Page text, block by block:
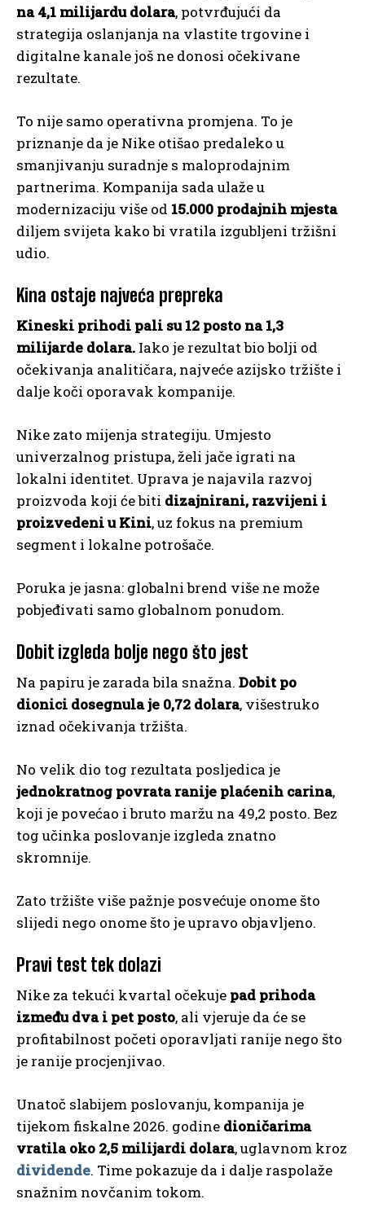
na 4,1 milijardu dolara, potvrđujući da
strategija oslanjanja na vlastite trgovine i
digitalne kanale još ne donosi očekivane
rezultate.
To nije samo operativna promjena. To je
priznanje da je Nike otišao predaleko u
smanjivanju suradnje s maloprodajnim
partnerima. Kompanija sada ulaže u
modernizaciju više od 15.000 prodajnih mjesta
diljem svijeta kako bi vratila izgubljeni tržišni
udio.
Kina ostaje najveća prepreka
Kineski prihodi pali su 12 posto na 1,3
milijarde dolara. Iako je rezultat bio bolji od
očekivanja analitičara, najveće azijsko tržište i
dalje koči oporavak kompanije.
Nike zato mijenja strategiju. Umjesto
univerzalnog pristupa, želi jače igrati na
lokalni identitet. Uprava je najavila razvoj
proizvoda koji će biti dizajnirani, razvijeni i
proizvedeni u Kini, uz fokus na premium
segment i lokalne potrošače.
Poruka je jasna: globalni brend više ne može
pobjeđivati samo globalnom ponudom.
Dobit izgleda bolje nego što jest
Na papiru je zarada bila snažna. Dobit po
dionici dosegnula je 0,72 dolara, višestruko
iznad očekivanja tržišta.
No velik dio tog rezultata posljedica je
jednokratnog povrata ranije plaćenih carina,
koji je povećao i bruto maržu na 49,2 posto. Bez
tog učinka poslovanje izgleda znatno
skromnije.
Zato tržište više pažnje posvećuje onome što
slijedi nego onome što je upravo objavljeno.
Pravi test tek dolazi
Nike za tekući kvartal očekuje pad prihoda
između dva i pet posto, ali vjeruje da će se
profitabilnost početi oporavljati ranije nego što
je ranije procjenjivao.
Unatoč slabijem poslovanju, kompanija je
tijekom fiskalne 2026. godine dioničarima
vratila oko 2,5 milijardi dolara, uglavnom kroz
dividende. Time pokazuje da i dalje raspolaže
snažnim novčanim tokom.